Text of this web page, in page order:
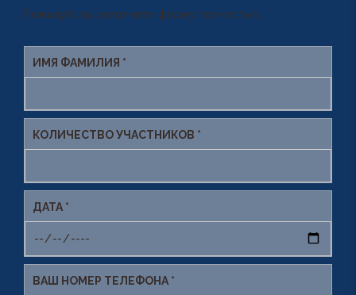
Пожалуйста, заполните форму полностью.
ИМЯ ФАМИЛИЯ *
КОЛИЧЕСТВО УЧАСТНИКОВ *
ДАТА *
ВАШ НОМЕР ТЕЛЕФОНА *